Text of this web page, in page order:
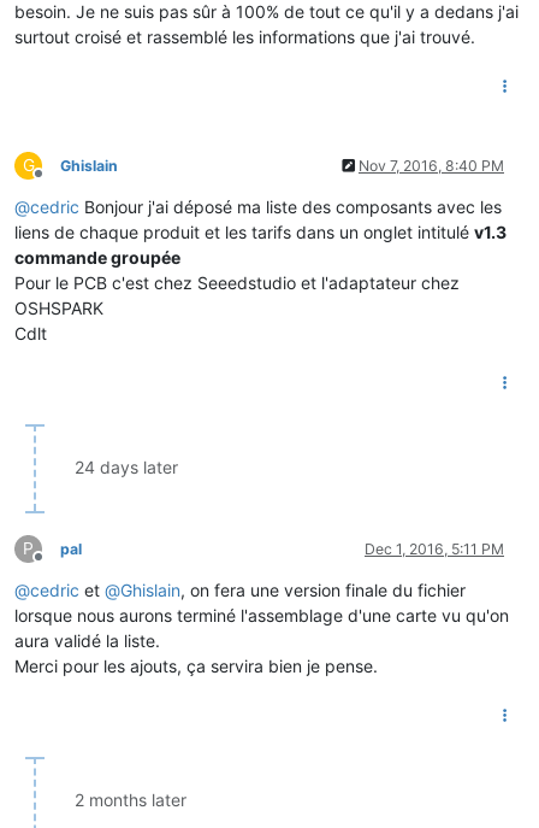
besoin. Je ne suis pas sûr à 100% de tout ce qu'il y a dedans j'ai
surtout croisé et rassemblé les informations que j'ai trouvé.
G
Offline
Ghislain Nov 7, 2016, 8:40 PM
@cedric Bonjour j'ai déposé ma liste des composants avec les
liens de chaque produit et les tarifs dans un onglet intitulé v1.3
commande groupée
Pour le PCB c'est chez Seeedstudio et l'adaptateur chez
OSHSPARK
Cdlt
24 days later
P
Offline
pal Dec 1, 2016, 5:11 PM
@cedric et @Ghislain, on fera une version finale du fichier
lorsque nous aurons terminé l'assemblage d'une carte vu qu'on
aura validé la liste.
Merci pour les ajouts, ça servira bien je pense.
2 months later